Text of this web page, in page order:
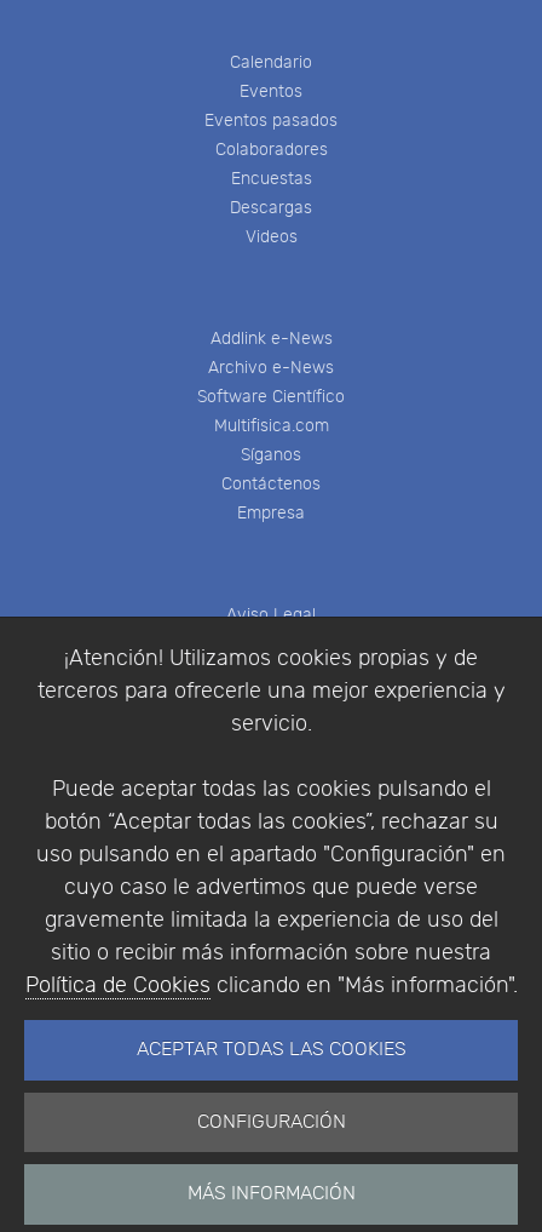
¡Atención! Utilizamos cookies propias y de
terceros para ofrecerle una mejor experiencia y
servicio.
Puede aceptar todas las cookies pulsando el
botón “Aceptar todas las cookies”, rechazar su
uso pulsando en el apartado "Configuración" en
cuyo caso le advertimos que puede verse
gravemente limitada la experiencia de uso del
sitio o recibir más información sobre nuestra
Política de Cookies clicando en "Más información".
ACEPTAR TODAS LAS COOKIES
CONFIGURACIÓN
MÁS INFORMACIÓN
Calendario
Eventos
Eventos pasados
Colaboradores
Encuestas
Descargas
Videos
Addlink e-News
Archivo e-News
Software Científico
Multifisica.com
Síganos
Contáctenos
Empresa
Aviso Legal
Condiciones de compra
Identificarse
Empresa|Aviso Legal| Política de Privacidad |
Política de Cookies
© Copyright 1994 - 2026. Addlink Software
Científico, S.L.
Portugal.